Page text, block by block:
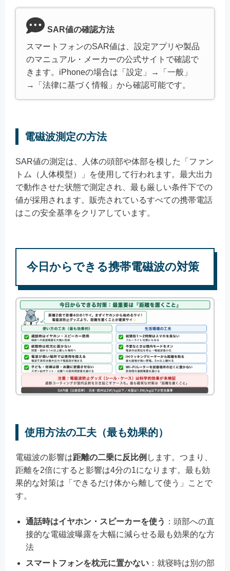
SAR値の確認方法
スマートフォンのSAR値は、設定アプリや製品
のマニュアル・メーカーの公式サイトで確認で
きます。iPhoneの場合は「設定」→「一般」
→「法律に基づく情報」から確認可能です。
電磁波測定の方法
SAR値の測定は、人体の頭部や体部を模した「ファン
トム（人体模型）」を使用して行われます。最大出力
で動作させた状態で測定され、最も厳しい条件下での
値が採用されます。販売されているすべての携帯電話
はこの安全基準をクリアしています。
今日からできる携帯電磁波の対策
使用方法の工夫（最も効果的）
電磁波の影響は距離の二乗に反比例 します。つまり、
距離を2倍にすると影響は4分の1になります。最も効
果的な対策は「できるだけ体から離して使う」ことで
す。
通話時はイヤホン・スピーカーを使う ：頭部への直
接的な電磁波曝露を大幅に減らせる最も効果的な方
法
スマートフォンを枕元に置かない ：就寝時は別の部